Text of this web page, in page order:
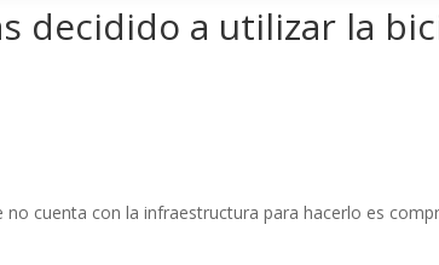
decidido a utilizar la
cuenta con la infraestructura para hacerlo es